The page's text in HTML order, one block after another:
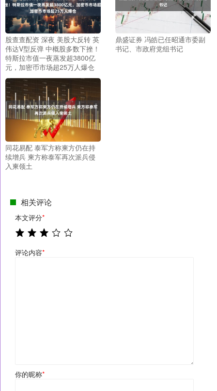
股查查配资 深夜 美股大反转 英
伟达V型反弹 中概股多数下挫！
特斯拉市值一夜蒸发超3800亿
元，加密币市场超25万人爆仓
鼎盛证券 冯皓已任昭通市委副
书记、市政府党组书记
同花易配 泰军方称柬方仍在持
续增兵 柬方称泰军再次派兵侵
入柬领土
相关评论
本文评分*
评论内容*
你的昵称*